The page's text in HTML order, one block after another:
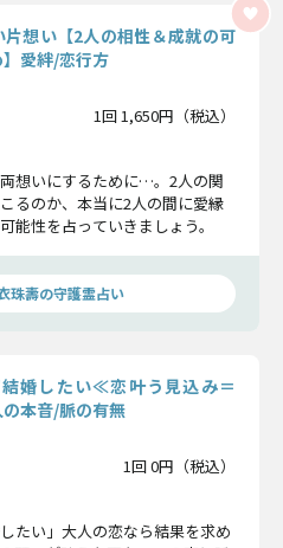
想い【2人の相性＆成就の可
愛絆/恋行方
1回 1,650円（税込）
想いにするために…。2人の関
るのか、本当に2人の間に愛縁
能性を占っていきましょう。
珠壽の守護霊占い
婚したい≪恋叶う見込み＝
本音/脈の有無
1回 0円（税込）
たい」大人の恋なら結果を求め